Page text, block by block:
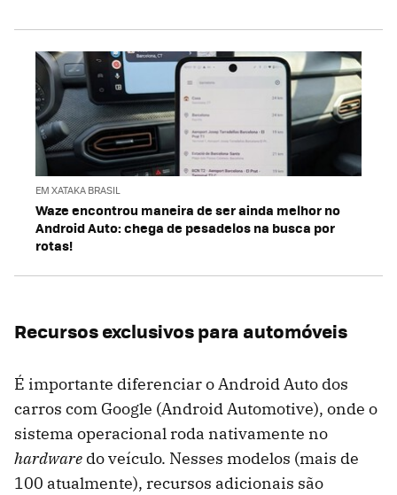
EM XATAKA BRASIL
Waze encontrou maneira de ser ainda melhor no
Android Auto: chega de pesadelos na busca por
rotas!
Recursos exclusivos para automóveis
É importante diferenciar o Android Auto dos
carros com Google (Android Automotive), onde o
sistema operacional roda nativamente no
hardware do veículo. Nesses modelos (mais de
100 atualmente), recursos adicionais são